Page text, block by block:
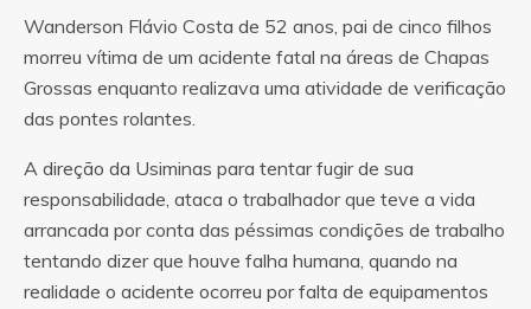
Wanderson Flávio Costa de 52 anos, pai de cinco filhos
morreu vítima de um acidente fatal na áreas de Chapas
Grossas enquanto realizava uma atividade de verificação
das pontes rolantes.
A direção da Usiminas para tentar fugir de sua
responsabilidade, ataca o trabalhador que teve a vida
arrancada por conta das péssimas condições de trabalho
tentando dizer que houve falha humana, quando na
realidade o acidente ocorreu por falta de equipamentos